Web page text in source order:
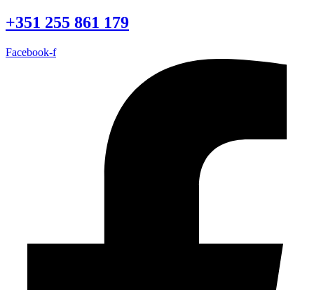
+351 255 861 179
Facebook-f